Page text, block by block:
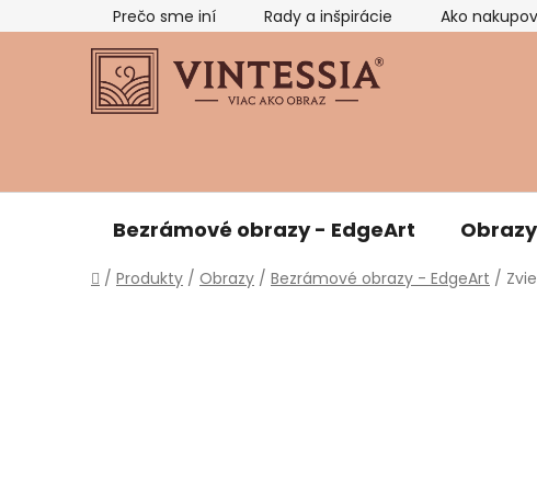
na
Prečo sme iní Rady a inšpirácie Ako
Bezrámové obrazy - EdgeArt
Domov
/ Produkty / Obrazy / Bezrámové obrazy - EdgeArt /